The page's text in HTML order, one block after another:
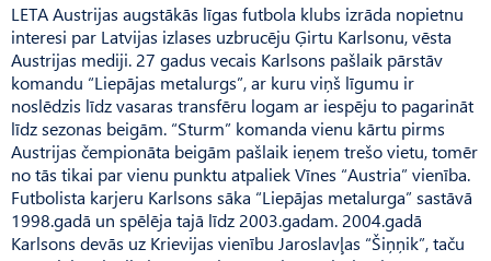
LETA Austrijas augstākās līgas futbola klubs izrāda nopietnu
interesi par Latvijas izlases uzbrucēju Ģirtu Karlsonu, vēsta
Austrijas mediji. 27 gadus vecais Karlsons pašlaik pārstāv
komandu “Liepājas metalurgs”, ar kuru viņš līgumu ir
noslēdzis līdz vasaras transfēru logam ar iespēju to pagarināt
līdz sezonas beigām. “Sturm” komanda vienu kārtu pirms
Austrijas čempionāta beigām pašlaik ieņem trešo vietu, tomēr
no tās tikai par vienu punktu atpaliek Vīnes “Austria” vienība.
Futbolista karjeru Karlsons sāka “Liepājas metalurga” sastāvā
1998.gadā un spēlēja tajā līdz 2003.gadam. 2004.gadā
Karlsons devās uz Krievijas vienību Jaroslavļas “Šiņņik”, taču